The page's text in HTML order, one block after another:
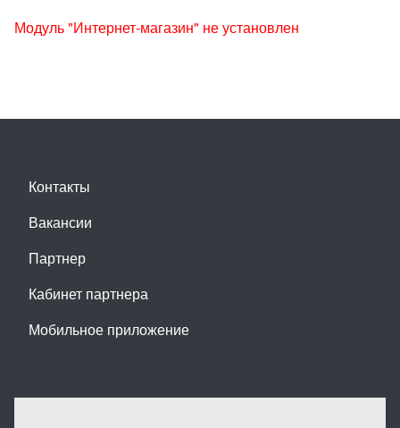
Модуль "Интернет-магазин" не установлен
Контакты
Вакансии
Партнер
Кабинет партнера
Мобильное приложение